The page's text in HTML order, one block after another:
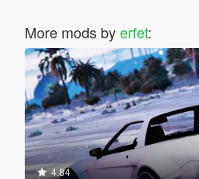
More mods byerfet:
4.84